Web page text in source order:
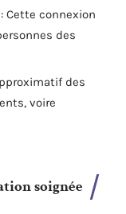
Cette connexion
des
des
voire
soignée